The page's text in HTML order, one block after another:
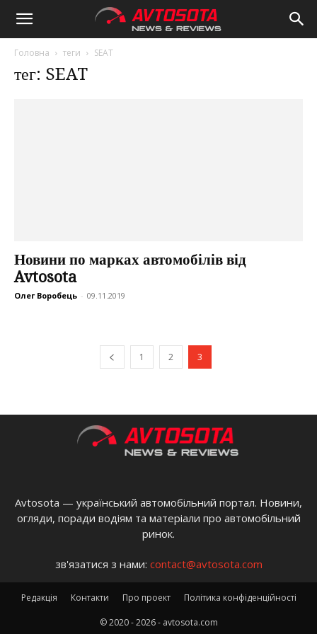
Avtosota
Головна теги SEAT
тег: SEAT
Новини по марках автомобілів від
Avtosota
Олег Воробець - 09.11.2019
1 2 3
Avtosota — український автомобільний портал. Новини,
огляди, поради водіям та матеріали про автомобільний
ринок.
зв'язатися з нами: contact@avtosota.com
Редакція Контакти Про проект Політика конфіденційності
© 2020 - 2026 - avtosota.com